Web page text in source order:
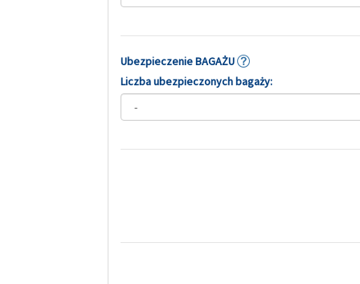
Ubezpieczenie BAGAŻU
Liczba ubezpieczonych bagaży: